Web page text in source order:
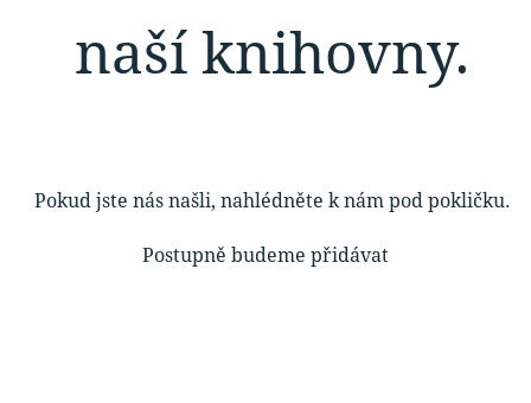
naší knihovny.
Pokud jste nás našli, nahlédněte k nám pod pokličku.
Postupně budeme přidávat